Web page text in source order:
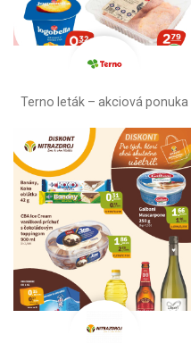
Terno leták – akciová ponuka